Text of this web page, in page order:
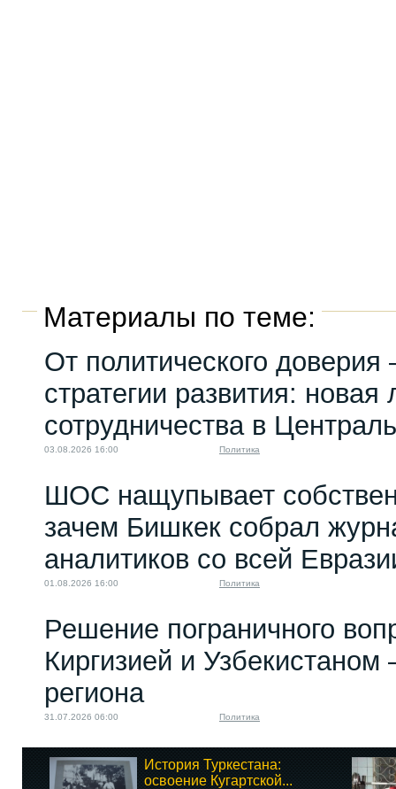
Материалы по теме:
От политического
стратегии развития: новая
сотрудничества в
03.08.2026 16:00 Политика
ШОС нащупывает
зачем Бишкек собрал
аналитиков со всей
01.08.2026 16:00 Политика
Решение пограничного
Киргизией и Узбекистаном
региона
31.07.2026 06:00 Политика
История Туркестана:
освоение Кугартской...